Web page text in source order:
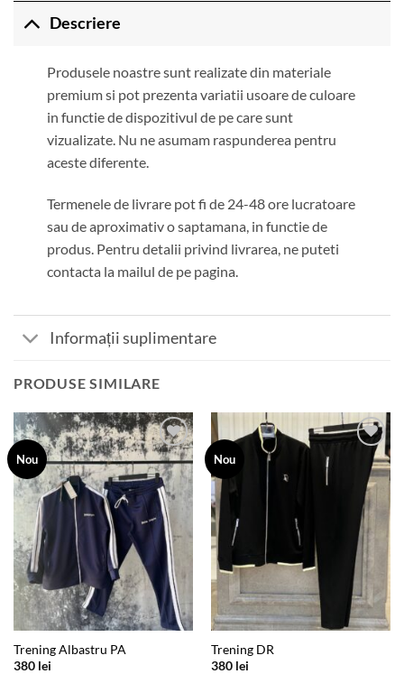
Descriere
Produsele noastre sunt realizate din materiale
premium si pot prezenta variatii usoare de culoare
in functie de dispozitivul de pe care sunt
vizualizate. Nu ne asumam raspunderea pentru
aceste diferente.
Termenele de livrare pot fi de 24-48 ore lucratoare
sau de aproximativ o saptamana, in functie de
produs. Pentru detalii privind livrarea, ne puteti
contacta la mailul de pe pagina.
Informații suplimentare
PRODUSE SIMILARE
Nou
Add to
wishlist
Trening Albastru PA
380 lei
Nou
Add to
wishlist
Trening DR
380 lei